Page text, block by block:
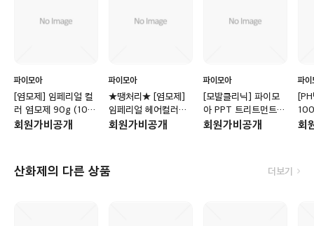
파이모아
[염모제] 임페리얼 컬
러 염모제 90g (10개
주문시 산화제 6% 증
회원가비공개
파이모아
★땡처리★ [염모제]
임페리얼 헤어컬러
90g (10개당 대용량
회원가비공개
파이모아
[모발클리닉] 파이모
아 PPT 트리트먼트
1000g
회원가비공개
파이
회
산화제의 다른 상품 더보기